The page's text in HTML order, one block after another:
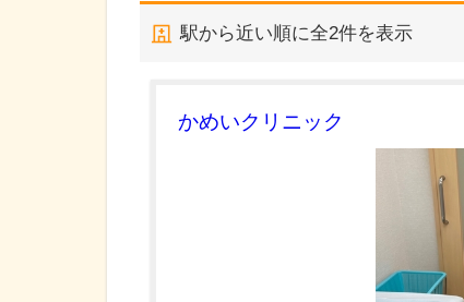
駅から近い順に全2件を表示
かめいクリニック